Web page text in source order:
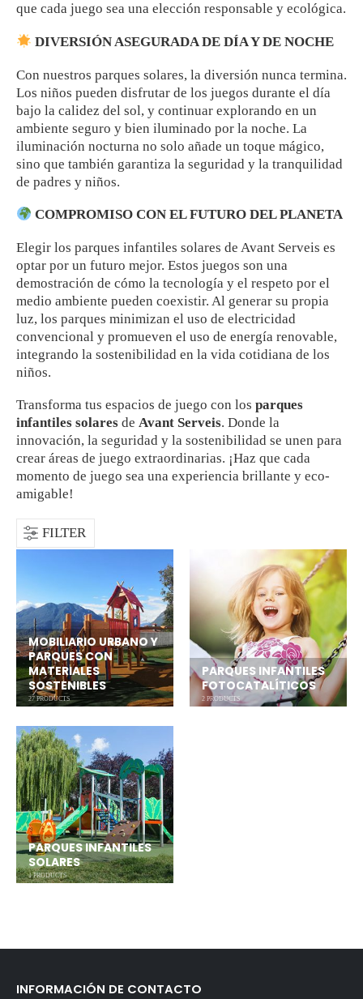
que cada juego sea una elección responsable y ecológica.
DIVERSIÓN ASEGURADA DE DÍA Y DE NOCHE
Con nuestros parques solares, la diversión nunca termina.
Los niños pueden disfrutar de los juegos durante el día
bajo la calidez del sol, y continuar explorando en un
ambiente seguro y bien iluminado por la noche. La
iluminación nocturna no solo añade un toque mágico,
sino que también garantiza la seguridad y la tranquilidad
de padres y niños.
COMPROMISO CON EL FUTURO DEL PLANETA
Elegir los parques infantiles solares de Avant Serveis es
optar por un futuro mejor. Estos juegos son una
demostración de cómo la tecnología y el respeto por el
medio ambiente pueden coexistir. Al generar su propia
luz, los parques minimizan el uso de electricidad
convencional y promueven el uso de energía renovable,
integrando la sostenibilidad en la vida cotidiana de los
niños.
Transforma tus espacios de juego con los parques
infantiles solares de Avant Serveis. Donde la
innovación, la seguridad y la sostenibilidad se unen para
crear áreas de juego extraordinarias. ¡Haz que cada
momento de juego sea una experiencia brillante y eco-
amigable!
FILTER
MOBILIARIO URBANO Y
PARQUES CON
MATERIALES
SOSTENIBLES
27PRODUCTS
PARQUES INFANTILES
FOTOCATALÍTICOS
2 PRODUCTS
PARQUES INFANTILES
SOLARES
1PRODUCTS
INFORMACIÓN DE CONTACTO